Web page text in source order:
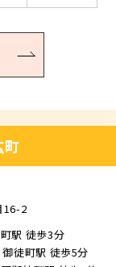
町
16-2
駅 徒歩3分
徒町駅 徒歩5分